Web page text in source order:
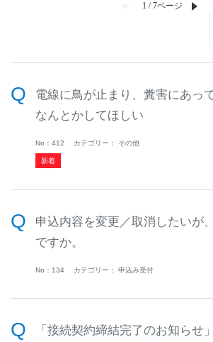
≪
1 / 7ページ ≫
電線に鳥が止まり、糞害にあっ
なんとかしてほしい
No：412 カテゴリー： その他
申込内容を変更／取消したいが
ですか。
No：134 カテゴリー： 申込み受付
「接続契約締結完了のお知らせ